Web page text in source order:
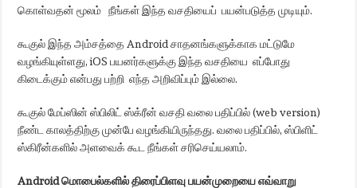
கொள்வதன் மூலம் நீங்கள் இந்த வசதியைப் பயன்படுத்த முடியும்.
கூகுல் இந்த அம்சத்தை Android சாதனங்களுக்காக மட்டுமே
வழங்கியுள்ளது, iOS பயனர்களுக்கு இந்த வசதியை எப்போது
கிடைக்கும் என்பது பற்றி எந்த அறிவிப்பும் இல்லை.
கூகுல் மேப்ஸின் ஸ்பிலிட் ஸ்க்ரீன் வசதி வலை பதிப்பில் (web version)
நீண்ட காலத்திற்கு முன்பே வழங்கியிருந்தது. வலை பதிப்பில், ஸ்பிளிட்
ஸ்கிரீன்களில் அளவைக் கூட நீங்கள் சரிசெய்யலாம்.
Android மொபைல்களில் திரைப்பிளவுபயன்முறையை எவ்வாறு